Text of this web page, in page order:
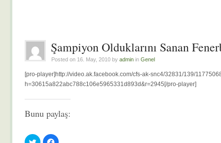
Şampiyon Olduklarını Sanan
Posted on 16. May, 2010 by admin in Genel
[pro-player]http://video.ak.facebook.com/cfs-ak-snc4/32831/139/
h=30615a822abc788c106e5965331d893d&r=2945[/pro-player]
Bunu paylaş:
Twitter Facebook'ta